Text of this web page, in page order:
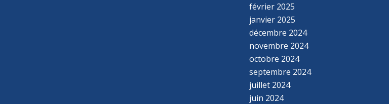
février 2025
janvier 2025
décembre 2024
novembre 2024
octobre 2024
septembre 2024
juillet 2024
juin 2024